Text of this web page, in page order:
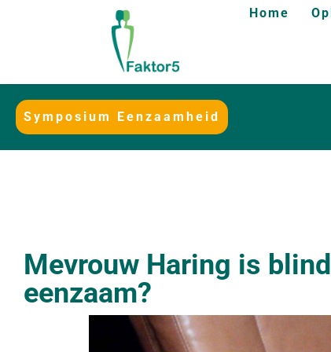
Home
Symposium Eenzaamheid
Mevrouw Haring is
eenzaam?